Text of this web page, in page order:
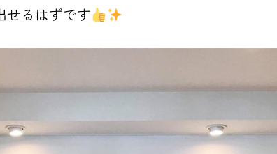
せるはずです